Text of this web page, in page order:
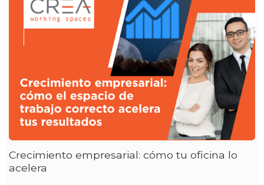
Crecimiento empresarial: cómo tu oficina lo
acelera